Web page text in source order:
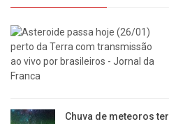
Chuva de meteoros